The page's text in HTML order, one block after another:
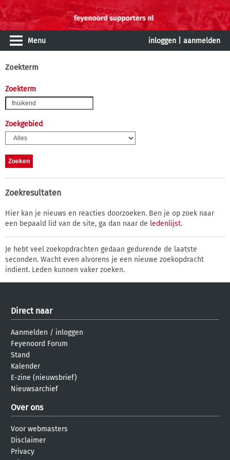
Menu inloggen aanmelden
Zoekterm
Zoekterm
Zoekgebied
Zoekresultaten
Hier kan je nieuws en reacties doorzoeken. Ben je op zoek naar
een bepaald lid van de site, ga dan naar de ledenlijst.
Je hebt veel zoekopdrachten gedaan gedurende de laatste
seconden. Wacht even alvorens je een nieuwe zoekopdracht
indient. Leden kunnen vaker zoeken.
Direct naar
Aanmelden / inloggen
Feyenoord Forum
Stand
Kalender
E-zine (nieuwsbrief)
Nieuwsarchief
Over ons
Voor webmasters
Disclaimer
Privacy